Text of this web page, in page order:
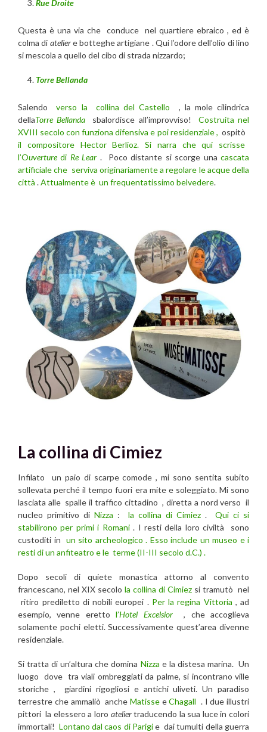
Rue Droite
Questa è una via che conduce nel quartiere ebraico , ed è
colma di ateliere botteghe artigiane . Qui l’odore dell’olio di lino
si mescola a quello del cibo di strada nizzardo;
Torre Bellanda
Salendoverso la collina del Castello
, la mole cilindrica
dellaTorre Bellanda sbalordisce all’improvviso! Costruita nel
XVIII secolo con funziona difensiva e poi residenziale , ospitò
il compositore Hector Berlioz. Si narra che qui scrisse
l’Ouverturedi Re Lear . Poco distante si scorge unacascata
artificiale che serviva originariamente a regolare le acque della
città .Attualmente è un frequentatissimo belvedere.
La collina di Cimiez
Infilato un paio di scarpe comode , mi sono sentita subito
sollevata perché il tempo fuori era mite e soleggiato. Mi sono
lasciata alle spalle il traffico cittadino , diretta a nord verso il
nucleo primitivo di Nizza : la collina di Cimiez .
Qui ci si
stabilirono per primi i Romani. I resti della loro civiltà sono
custoditi in un sito archeologico . Esso include un museo e i
resti di un anfiteatro e le terme (II-III secolo d.C.) .
Dopo secoli di quiete monastica attorno al convento
francescano, nel XIX secolo la collina di Cimiez si tramutò nel
ritiro prediletto di nobili europei . Per la regina Vittoria , ad
esempio, venne erettol’Hotel Excelsior, che accoglieva
solamente pochi eletti. Successivamente quest’area divenne
residenziale.
Si tratta di un’altura che domina Nizza e la distesa marina. Un
luogo dove tra viali ombreggiati da palme, si incontrano ville
storiche , giardini rigogliosi e antichi uliveti. Un paradiso
terrestre che ammaliò anche MatisseeChagall . I due illustri
pittori la elessero a loro ateliertraducendo la sua luce in colori
immortali! Lontano dal caos di Parigie dai tumulti della guerra